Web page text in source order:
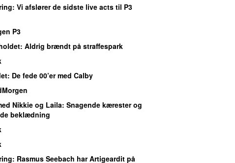
: Vi afslører de sidste live acts til P3
P3
: Aldrig brændt på straffespark
: De fede 00’er med Calby
Nikkie og Laila: Snagende kærester og
beklædning
: Rasmus Seebach har Artigeardit på